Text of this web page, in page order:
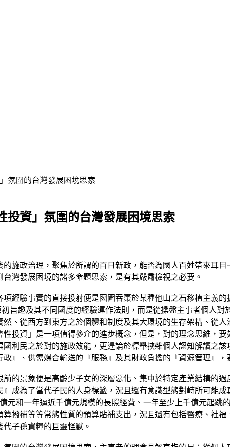
氛圍的台灣發展困境思索
資」氛圍的台灣發展困境思索
施政治理，聚焦於所謂的百日新政，能否為國人百姓帶來耳目
灣發展困境的諸多命題思索，是有其嚴肅檢視之必要。
經驗事實的直接投射便是囫圇吞棗於某種他山之石移植主義
初旨趣及其不同國度的經驗運作法則，而是從操盤主事者個人
、從西方到東方之於個體和制度及其大環境的生存架構、從
投資」是一項值得參介的進步概念，但是，對的理念思維，
利民之於對的施政效能，更遑論於標舉挾雜個人認知解讀之
』、供需媒合輸送的『服務』及其財政負擔的『資源管理』，
的景象便是高齡少子女的深層惡化、集中於特定產業結構的
成為了當代子民的人身標籤，況且還有意識型態對峙所可能
元和一年逼近千億元規模的長照經費、一年至少上千億元起跳的
撥補等等常態性質的預算貼補支出，況且還有包括醫療、社
子孫資糧的巨靈怪獸。